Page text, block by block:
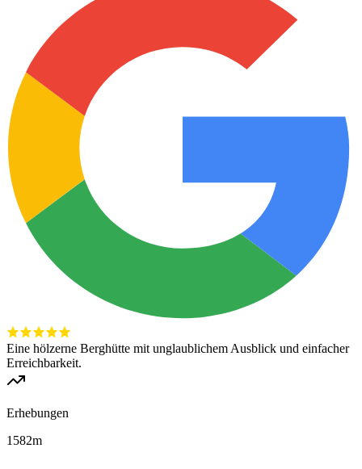
Eine hölzerne Berghütte mit unglaublichem Ausblick und einfacher
Erreichbarkeit.
Erhebungen
1582m